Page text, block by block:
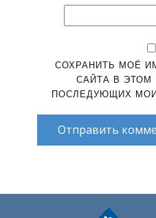
СОХРАНИТЬ МОЁ
САЙТА В ЭТОМ
ПОСЛЕДУЮЩИХ
Отправить